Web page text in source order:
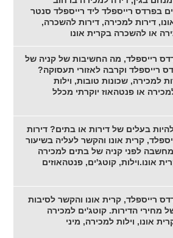
בפרדס רייספלד ליד רייספלד סנטר
דירות למכירה, דירות להשכרה,
או להשכרה בקרית אונו
רייספלד, מה החשיבות של קניה של
רייספלד וקרבה לאזורי תעסוקה?
למכירה, שכונות טובות, וילות
או פנטהאוז יוקרתי מכלל
בעלים של דירות או בתים? דירות
קרית אונו והקשר לעליה בשיעור
לפני קניה של בתים למכירה
אונו.וילות, קוטג'ים, פנטהאוזים
רייספלד, קרית אונו והקשר לסיבות
מחירי הדירות. קוטג'ים למכירה
אונו, וילות למכירה, מיני